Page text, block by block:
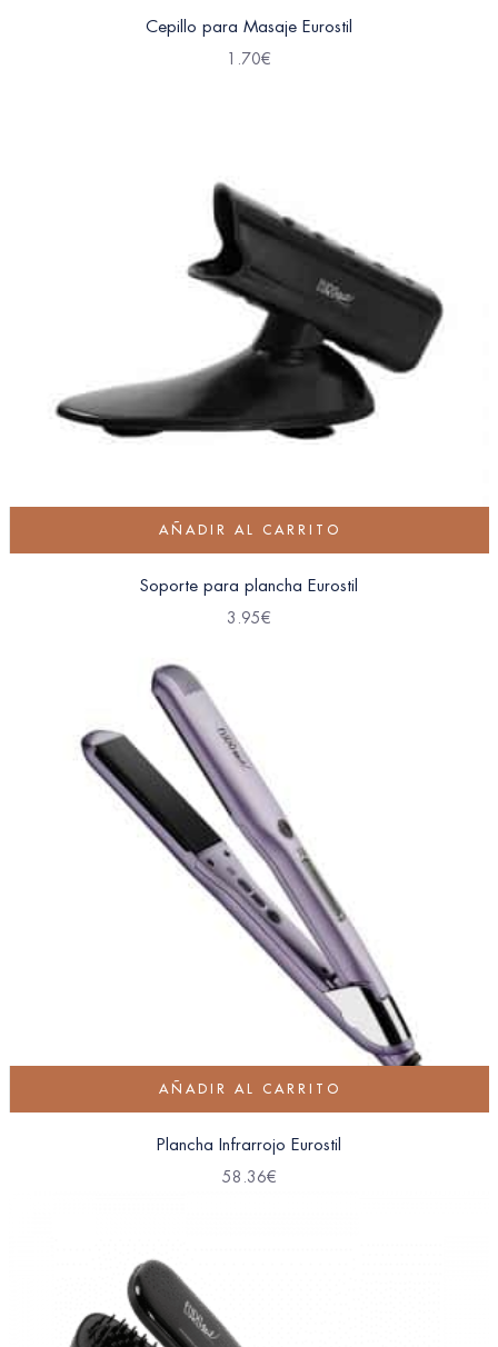
Cepillo para Masaje Eurostil
1.70€
AÑADIR AL CARRITO
Soporte para plancha Eurostil
3.95€
AÑADIR AL CARRITO
Plancha Infrarrojo Eurostil
58.36€